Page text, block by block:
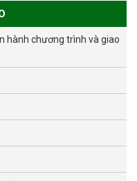
hành chương trình và giao